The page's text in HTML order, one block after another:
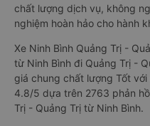
chất lượng dịch vụ, không
nghiệm hoàn hảo cho hành
Xe Ninh Bình Quảng Trị -
từ Ninh Bình đi Quảng Trị -
giá chung chất lượng Tốt
4.8/5 dựa trên 2763 phản
Trị - Quảng Trị từ Ninh Bình.